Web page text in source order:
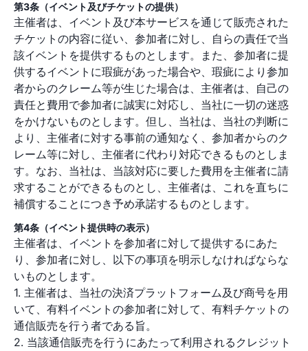
第3条（イベント及びチケットの提供）
主催者は、イベント及び本サービスを通じて販売された
チケットの内容に従い、参加者に対し、自らの責任で当
該イベントを提供するものとします。また、参加者に提
供するイベントに瑕疵があった場合や、瑕疵により参加
者からのクレーム等が生じた場合は、主催者は、自己の
責任と費用で参加者に誠実に対応し、当社に一切の迷惑
をかけないものとします。但し、当社は、当社の判断に
より、主催者に対する事前の通知なく、参加者からのク
レーム等に対し、主催者に代わり対応できるものとしま
す。なお、当社は、当該対応に要した費用を主催者に請
求することができるものとし、主催者は、これを直ちに
補償することにつき予め承諾するものとします。
第4条（イベント提供時の表示）
主催者は、イベントを参加者に対して提供するにあた
り、参加者に対し、以下の事項を明示しなければならな
いものとします。
1. 主催者は、当社の決済プラットフォーム及び商号を用
いて、有料イベントの参加者に対して、有料チケットの
通信販売を行う者である旨。
2. 当該通信販売を行うにあたって利用されるクレジット